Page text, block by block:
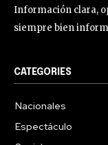
Información clara,
siempre bien
CATEGORIES
Nacionales
Espectáculo